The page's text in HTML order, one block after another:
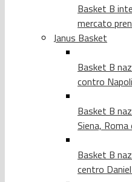
Basket B
mercato
Janus Basket
Basket B
contro Napoli
Basket B
Siena, Roma
Basket B
centro